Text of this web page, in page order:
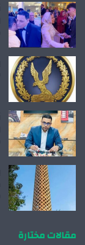
مقالات مختارة